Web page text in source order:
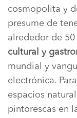
cosmopolita y
presume de
alrededor de 50
cultural y
mundial y
electrónica.
espacios
pintorescas en